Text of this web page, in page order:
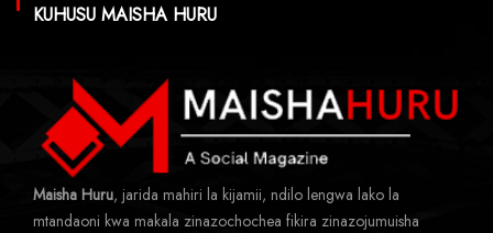
KUHUSU MAISHA HURU
Maisha Huru, jarida mahiri la kijamii, ndilo lengwa lako la
mtandaoni kwa makala zinazochochea fikira zinazojumuisha